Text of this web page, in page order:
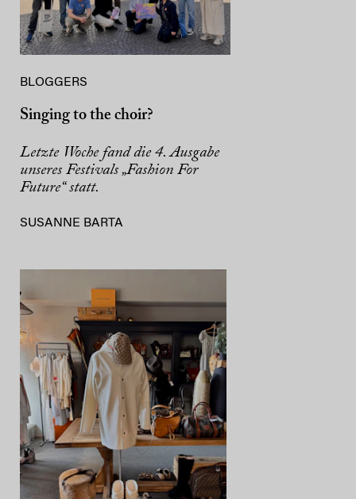
BLOGGERS
Singing to the choir?
Letzte Woche fand die 4. Ausgabe
unseres Festivals „Fashion For
Future“ statt.
SUSANNE BARTA